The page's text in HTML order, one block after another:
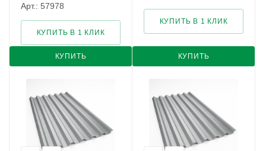
Арт.: 57978
КУПИТЬ
КУПИТЬ В 1 КЛИК
КУПИТЬ
КУПИТЬ В 1 КЛИК